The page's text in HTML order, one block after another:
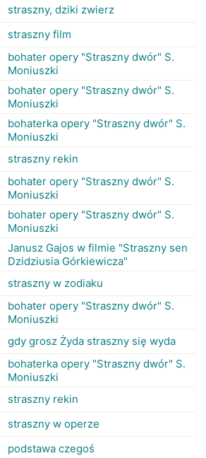
straszny, dziki zwierz
straszny film
bohater opery "Straszny dwór" S.
Moniuszki
bohater opery "Straszny dwór" S.
Moniuszki
bohaterka opery "Straszny dwór" S.
Moniuszki
straszny rekin
bohater opery "Straszny dwór" S.
Moniuszki
bohater opery "Straszny dwór" S.
Moniuszki
Janusz Gajos w filmie "Straszny sen
Dzidziusia Górkiewicza"
straszny w zodiaku
bohater opery "Straszny dwór" S.
Moniuszki
gdy grosz Żyda straszny się wyda
bohaterka opery "Straszny dwór" S.
Moniuszki
straszny rekin
straszny w operze
podstawa czegoś